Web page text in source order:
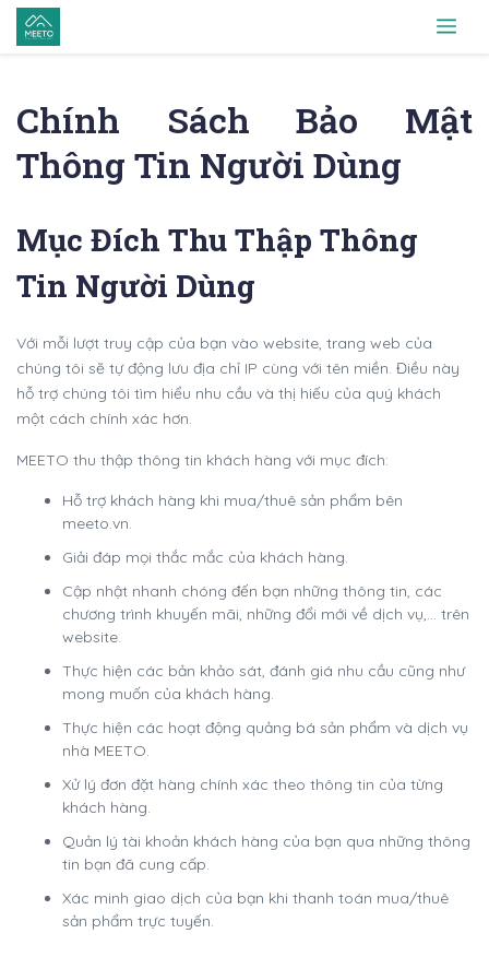
Chính Sách Bảo Mật
Thông Tin Người Dùng
Mục Đích Thu Thập Thông
Tin Người Dùng
Với mỗi lượt truy cập của bạn vào website, trang web của
chúng tôi sẽ tự động lưu địa chỉ IP cùng với tên miền. Điều này
hỗ trợ chúng tôi tìm hiểu nhu cầu và thị hiếu của quý khách
một cách chính xác hơn.
MEETO thu thập thông tin khách hàng với mục đích:
Hỗ trợ khách hàng khi mua/thuê sản phẩm bên
meeto.vn.
Giải đáp mọi thắc mắc của khách hàng.
Cập nhật nhanh chóng đến bạn những thông tin, các
chương trình khuyến mãi, những đổi mới về dịch vụ,… trên
website.
Thực hiện các bản khảo sát, đánh giá nhu cầu cũng như
mong muốn của khách hàng.
Thực hiện các hoạt động quảng bá sản phẩm và dịch vụ
nhà MEETO.
Xử lý đơn đặt hàng chính xác theo thông tin của từng
khách hàng.
Quản lý tài khoản khách hàng của bạn qua những thông
tin bạn đã cung cấp.
Xác minh giao dịch của bạn khi thanh toán mua/thuê
sản phẩm trực tuyến.